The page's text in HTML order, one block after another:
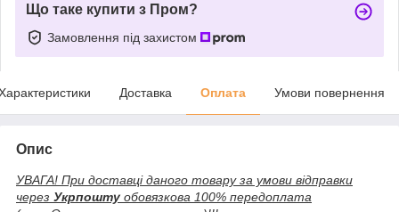
Що таке купити з Пром?
Замовлення під захистом
Доставка Оплата Умови повернення
Опис
УВАГА! При доставці даного товару за умови відправки
через Укрпошту обовязкова 100% передоплата